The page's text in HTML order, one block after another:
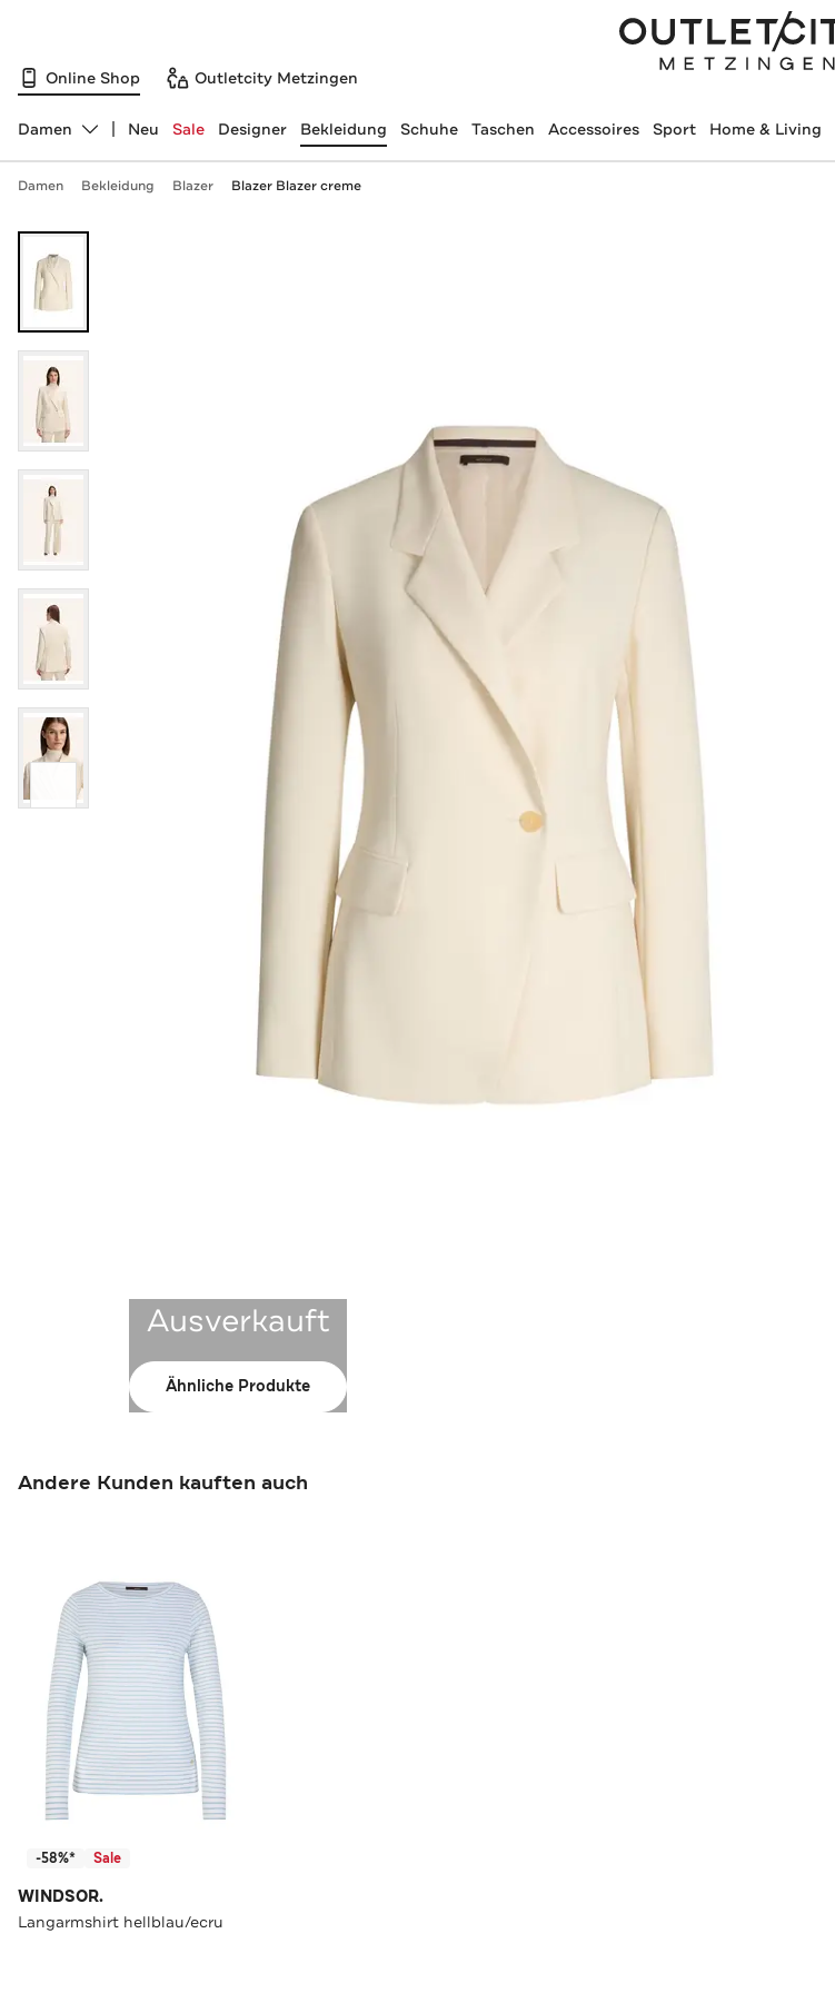
Online Shop Outletcity Metzingen
Abteilung ändern, ausgewählt:
Damen Neu Sale Designer Bekleidung Schuhe Taschen Accessoires Sport Home & Living
Damen Bekleidung Blazer Blazer Blazer creme
Ausverkauft
Ähnliche Produkte
Andere Kunden kauften auch
-58%* Sale
WINDSOR.
Langarmshirt hellblau/ecru